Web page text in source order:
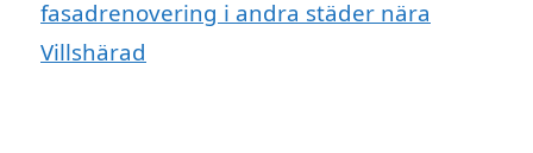
fasadrenovering i andra städer nära
Villshärad